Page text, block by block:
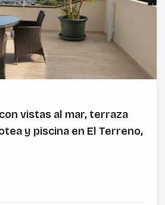
vistas al mar, terraza
y piscina en El Terreno,